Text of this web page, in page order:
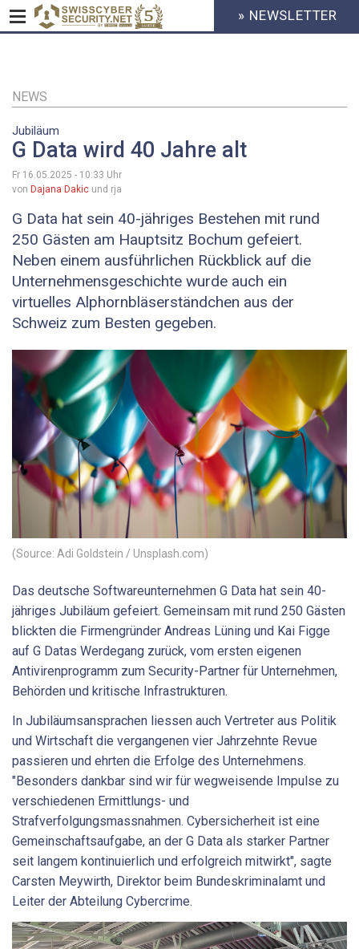
Inhalt
HEADER
MENU
» NEWSLETTER
NEWS
Jubiläum
G Data wird 40 Jahre alt
Fr 16.05.2025 - 10:33 Uhr
von Dajana Dakic und rja
G Data hat sein 40-jähriges Bestehen mit rund
250 Gästen am Hauptsitz Bochum gefeiert.
Neben einem ausführlichen Rückblick auf die
Unternehmensgeschichte wurde auch ein
virtuelles Alphornbläserständchen aus der
Schweiz zum Besten gegeben.
(Source: Adi Goldstein / Unsplash.com)
Das deutsche Softwareunternehmen G Data hat sein 40-
jähriges Jubiläum gefeiert. Gemeinsam mit rund 250 Gästen
blickten die Firmengründer Andreas Lüning und Kai Figge
auf G Datas Werdegang zurück, vom ersten eigenen
Antivirenprogramm zum Security-Partner für Unternehmen,
Behörden und kritische Infrastrukturen.
In Jubiläumsansprachen liessen auch Vertreter aus Politik
und Wirtschaft die vergangenen vier Jahrzehnte Revue
passieren und ehrten die Erfolge des Unternehmens.
"Besonders dankbar sind wir für wegweisende Impulse zu
verschiedenen Ermittlungs- und
Strafverfolgungsmassnahmen. Cybersicherheit ist eine
Gemeinschaftsaufgabe, an der G Data als starker Partner
seit langem kontinuierlich und erfolgreich mitwirkt", sagte
Carsten Meywirth, Direktor beim Bundeskriminalamt und
Leiter der Abteilung Cybercrime.